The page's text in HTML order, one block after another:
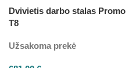
Dvivietis darbo stalas Promo
T8
Užsakoma prekė